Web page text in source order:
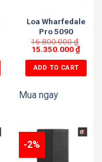
Loa Wharfedale
Pro 5090
16.800.000₫
15.350.000₫
ADD TO CART
Mua ngay
-2%